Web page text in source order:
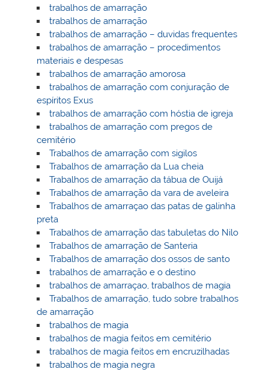
trabalhos de amarração
trabalhos de amarração
trabalhos de amarração – duvidas frequentes
trabalhos de amarração – procedimentos
materiais e despesas
trabalhos de amarração amorosa
trabalhos de amarração com conjuração de
espíritos Exus
trabalhos de amarração com hóstia de igreja
trabalhos de amarração com pregos de
cemitério
Trabalhos de amarração com sigilos
Trabalhos de amarração da Lua cheia
Trabalhos de amarração da tábua de Ouijá
Trabalhos de amarração da vara de aveleira
Trabalhos de amarraçao das patas de galinha
preta
Trabalhos de amarração das tabuletas do Nilo
Trabalhos de amarração de Santeria
Trabalhos de amarração dos ossos de santo
trabalhos de amarração e o destino
trabalhos de amarraçao, trabalhos de magia
Trabalhos de amarração, tudo sobre trabalhos
de amarração
trabalhos de magia
trabalhos de magia feitos em cemitério
trabalhos de magia feitos em encruzilhadas
trabalhos de magia negra